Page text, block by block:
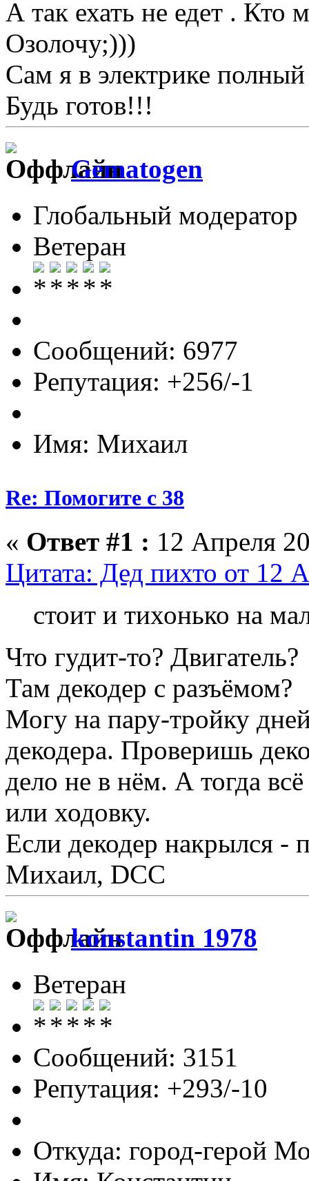
А так ехать не едет . Кто
Озолочу;)))
Сам я в электрике
Будь готов!!!
Gematogen
Глобальный модератор
Ветеран
Сообщений: 6977
Репутация: +256/-1
Имя: Михаил
Re: Помогите с 38
« Ответ #1 : 12 Апреля
Цитата: Дед пихто от 12
стоит и тихонько на
Что гудит-то? Двигатель?
Там декодер с разъёмом?
Могу на пару-тройку
декодера. Проверишь
дело не в нём. А тогда
или ходовку.
Если декодер накрылся -
Михаил, DCC
konstantin 1978
Ветеран
Сообщений: 3151
Репутация: +293/-10
Откуда: город-герой